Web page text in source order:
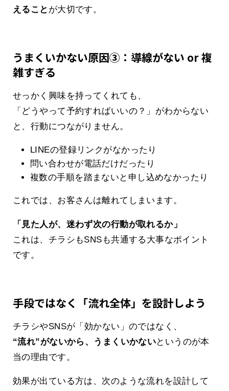
えること が大切です。
うまくいかない原因③：導線がない or 複
雑すぎる
せっかく興味を持ってくれても、
「どうやって予約すればいいの？」がわからない
と、行動につながりません。
LINEの登録リンクがなかったり
問い合わせが電話だけだったり
複数の手順を踏まないと申し込めなかったり
これでは、お客さんは離れてしまいます。
「見た人が、迷わず次の行動が取れるか」
これは、チラシもSNSも共通する大事なポイント
です。
手段ではなく「流れ全体」を設計しよう
チラシやSNSが「効かない」のではなく、
“流れ”がないから、うまくいかないというのが本
当の理由です。
効果が出ている方は、次のような流れを設計して